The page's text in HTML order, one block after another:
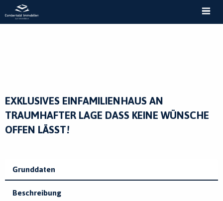
MENÜ
EXKLUSIVES EINFAMILIENHAUS AN
TRAUMHAFTER LAGE DASS KEINE WÜNSCHE
OFFEN LÄSST!
Grunddaten
Beschreibung